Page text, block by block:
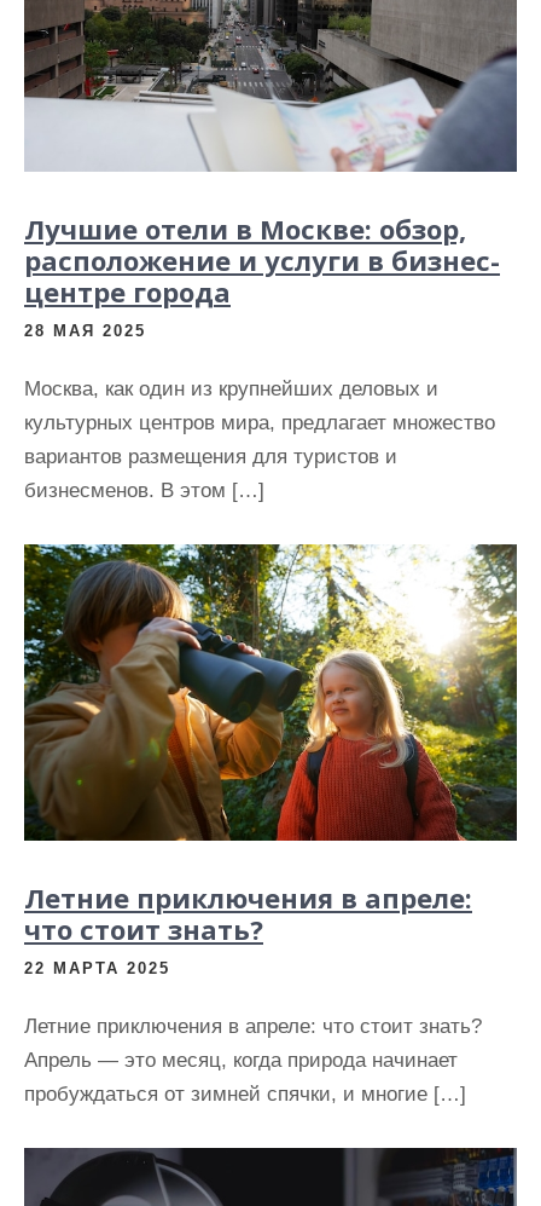
Лучшие отели в Москве: обзор,
расположение и услуги в бизнес-
центре города
28 МАЯ 2025
Москва, как один из крупнейших деловых и
культурных центров мира, предлагает множество
вариантов размещения для туристов и
бизнесменов. В этом […]
Летние приключения в апреле:
что стоит знать?
22 МАРТА 2025
Летние приключения в апреле: что стоит знать?
Апрель — это месяц, когда природа начинает
пробуждаться от зимней спячки, и многие […]